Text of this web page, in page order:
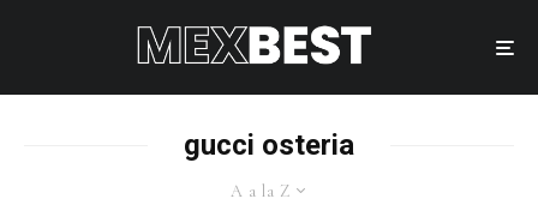
gucci osteria
A a la Z